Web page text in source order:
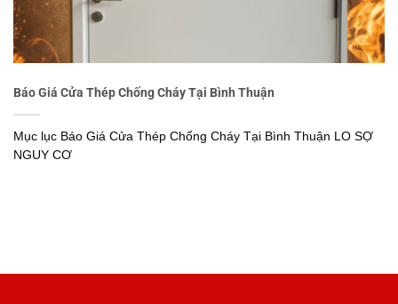
Báo Giá Cửa Thép Chống Cháy Tại Bình Thuận
Mục lục Báo Giá Cửa Thép Chống Cháy Tại Bình Thuận LO SỢ
NGUY CƠ